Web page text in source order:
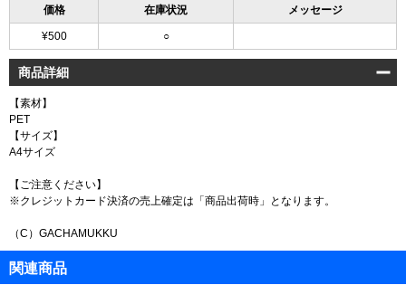
価格 在庫状況 メッセージ
¥500 ○
商品詳細
【素材】
PET
【サイズ】
A4サイズ
【ご注意ください】
※クレジットカード決済の売上確定は「商品出荷時」となります。
（C）GACHAMUKKU
関連商品